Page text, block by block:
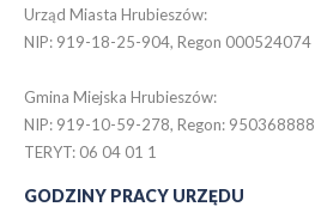
Urząd Miasta Hrubieszów:
NIP: 919-18-25-904, Regon 000524074
Gmina Miejska Hrubieszów:
NIP: 919-10-59-278, Regon: 950368888
TERYT: 06 04 01 1
GODZINY PRACY URZĘDU